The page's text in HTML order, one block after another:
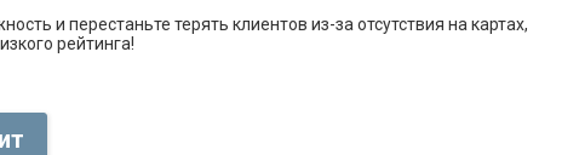
и перестаньте терять клиентов из-за отсутствия на картах,
рейтинга!